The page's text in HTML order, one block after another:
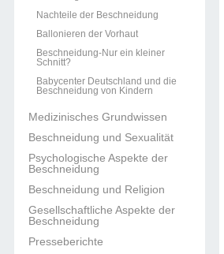
Nachteile der Beschneidung
Ballonieren der Vorhaut
Beschneidung-Nur ein kleiner
Schnitt?
Babycenter Deutschland und die
Beschneidung von Kindern
Medizinisches Grundwissen
Beschneidung und Sexualität
Psychologische Aspekte der
Beschneidung
Beschneidung und Religion
Gesellschaftliche Aspekte der
Beschneidung
Presseberichte